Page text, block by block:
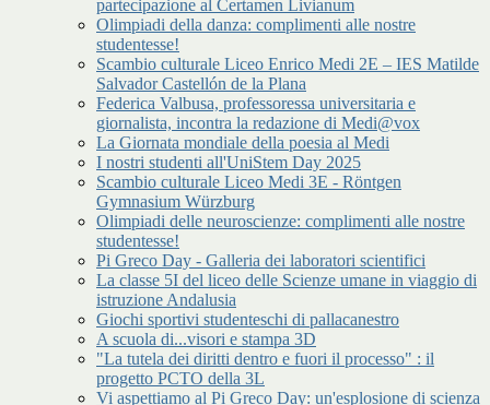
partecipazione al Certamen Livianum
Olimpiadi della danza: complimenti alle nostre
studentesse!
Scambio culturale Liceo Enrico Medi 2E – IES Matilde
Salvador Castellón de la Plana
Federica Valbusa, professoressa universitaria e
giornalista, incontra la redazione di Medi@vox
La Giornata mondiale della poesia al Medi
I nostri studenti all'UniStem Day 2025
Scambio culturale Liceo Medi 3E - Röntgen
Gymnasium Würzburg
Olimpiadi delle neuroscienze: complimenti alle nostre
studentesse!
Pi Greco Day - Galleria dei laboratori scientifici
La classe 5I del liceo delle Scienze umane in viaggio di
istruzione Andalusia
Giochi sportivi studenteschi di pallacanestro
A scuola di...visori e stampa 3D
"La tutela dei diritti dentro e fuori il processo" : il
progetto PCTO della 3L
Vi aspettiamo al Pi Greco Day: un'esplosione di scienza